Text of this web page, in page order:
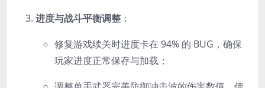
进度与战斗平衡调整 ：
修复游戏续关时进度卡在 94% 的 BUG，确保
玩家进度正常保存与加载；